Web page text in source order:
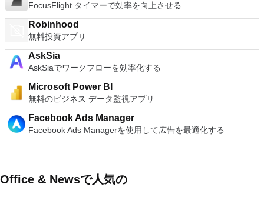
FocusFlight タイマーで効率を向上させる
Robinhood
無料投資アプリ
AskSia
AskSiaでワークフローを効率化する
Microsoft Power BI
無料のビジネス データ監視アプリ
Facebook Ads Manager
Facebook Ads Managerを使用して広告を最適化する
Office & Newsで人気の